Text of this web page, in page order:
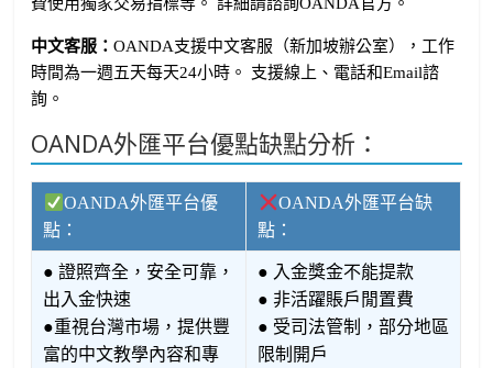
中文客服：OANDA支援中文客服（新加坡辦公室），工作
時間為一週五天每天24小時。 支援線上、電話和Email諮
詢。
OANDA外匯平台優點缺點分析：
OANDA外匯平台優
點：
OANDA外匯平台缺
點：
● 證照齊全，安全可靠，
出入金快速
●重視台灣市場，提供豐
富的中文教學內容和專
● 入金獎金不能提款
● 非活躍賬戶閒置費
● 受司法管制，部分地區
限制開戶